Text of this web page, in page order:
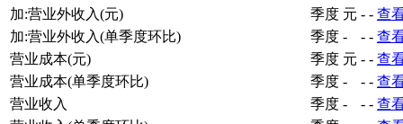
加:营业外收入(元)
季度 元 - - 查
加:营业外收入(单季度环比)
季度 - - - 查
营业成本(元)
季度 元 - - 查
营业成本(单季度环比)
季度 - - - 查
营业收入
季度 - - - 查